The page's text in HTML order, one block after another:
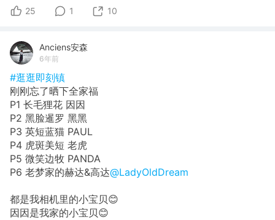
25 1 10
Anciens安森
6年前
#逛逛即刻镇
刚刚忘了晒下全家福
P1 长毛狸花 因因
P2 黑脸暹罗 黑黑
P3 英短蓝猫 PAUL
P4 虎斑美短 老虎
P5 微笑边牧 PANDA
P6 老梦家的赫达&高达@LadyOldDream
都是我相机里的小宝贝😊
因因是我家的小宝贝😊